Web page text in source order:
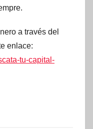
a través del
enlace:
tu-capital-